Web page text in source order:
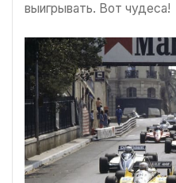
выигрывать. Вот чудеса!